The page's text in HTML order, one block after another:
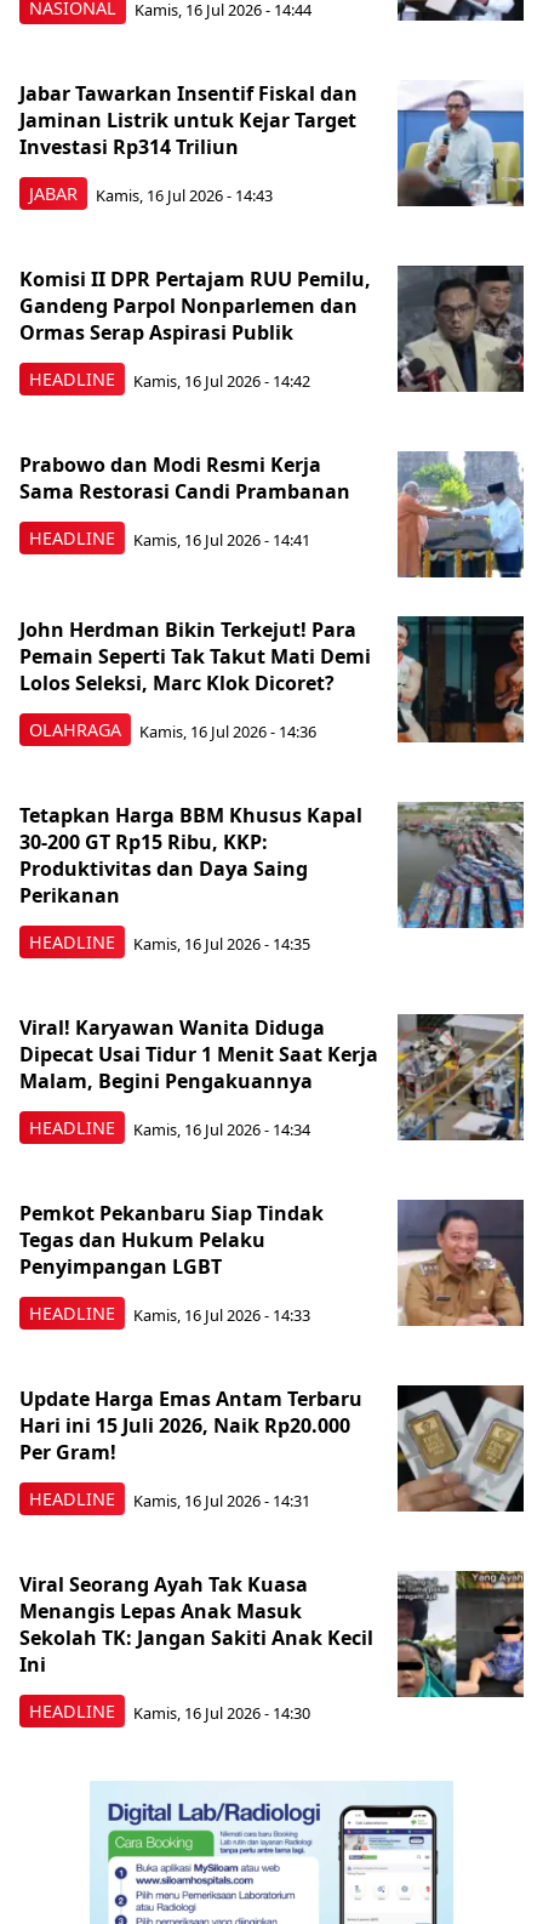
NASIONAL Kamis, 16 Jul 2026 - 14:44
JABAR
Jabar Tawarkan Insentif Fiskal dan
Jaminan Listrik untuk Kejar Target
Investasi Rp314 Triliun
Kamis, 16 Jul 2026 - 14:43
HEADLINE
Komisi II DPR Pertajam RUU Pemilu,
Gandeng Parpol Nonparlemen dan
Ormas Serap Aspirasi Publik
Kamis, 16 Jul 2026 - 14:42
HEADLINE
Prabowo dan Modi Resmi Kerja
Sama Restorasi Candi Prambanan
Kamis, 16 Jul 2026 - 14:41
OLAHRAGA
John Herdman Bikin Terkejut! Para
Pemain Seperti Tak Takut Mati Demi
Lolos Seleksi, Marc Klok Dicoret?
Kamis, 16 Jul 2026 - 14:36
HEADLINE
Tetapkan Harga BBM Khusus Kapal
30-200 GT Rp15 Ribu, KKP:
Produktivitas dan Daya Saing
Perikanan
Kamis, 16 Jul 2026 - 14:35
HEADLINE
Viral! Karyawan Wanita Diduga
Dipecat Usai Tidur 1 Menit Saat Kerja
Malam, Begini Pengakuannya
Kamis, 16 Jul 2026 - 14:34
HEADLINE
Pemkot Pekanbaru Siap Tindak
Tegas dan Hukum Pelaku
Penyimpangan LGBT
Kamis, 16 Jul 2026 - 14:33
HEADLINE
Update Harga Emas Antam Terbaru
Hari ini 15 Juli 2026, Naik Rp20.000
Per Gram!
Kamis, 16 Jul 2026 - 14:31
HEADLINE
Viral Seorang Ayah Tak Kuasa
Menangis Lepas Anak Masuk
Sekolah TK: Jangan Sakiti Anak Kecil
Ini
Kamis, 16 Jul 2026 - 14:30